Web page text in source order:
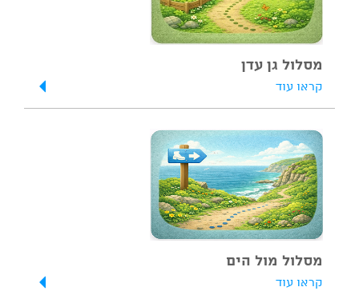
מסלול גן עדן
קראו עוד
מסלול מול הים
קראו עוד